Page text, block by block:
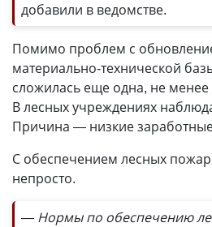
добавили в ведомстве.
Помимо проблем с
материально-технической
сложилась еще одна, не
В лесных учреждениях
Причина — низкие
С обеспечением лесных
непросто.
— Нормы по обеспечению